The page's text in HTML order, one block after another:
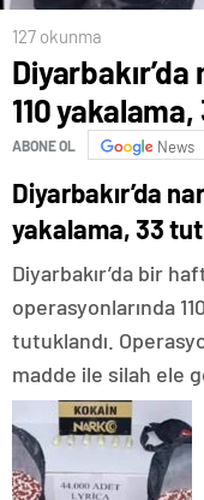
127 okunma
110
ABONE OL News
Diyarbakır’da
yakalama, 33
Diyarbakır’da bir
operasyonlarında
tutuklandı.
madde ile silah ele